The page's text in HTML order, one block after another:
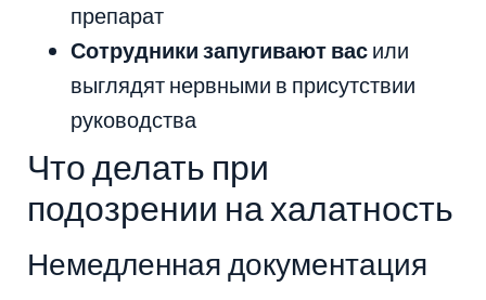
препарат
Сотрудники запугивают васили
выглядят нервными в присутствии
руководства
Что делать при
подозрении на халатность
Немедленная документация